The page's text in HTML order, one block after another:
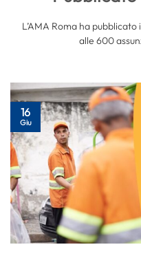
L’AMA Roma ha
alle 600
16
Giu